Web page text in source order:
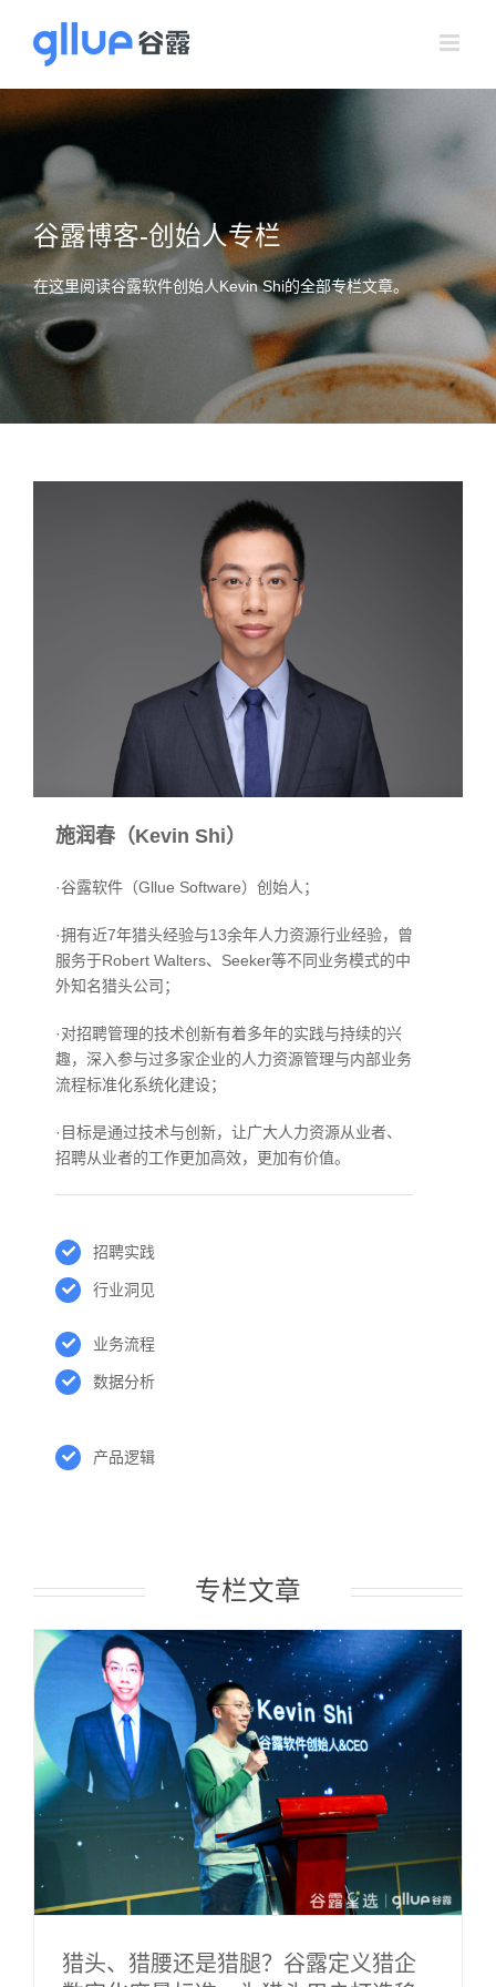
容
谷露博客-创始人专栏
在这里阅读谷露软件创始人Kevin Shi的全部专栏文章。
施润春（Kevin Shi）
·谷露软件（Gllue Software）创始人；
·拥有近7年猎头经验与13余年人力资源行业经验，曾
服务于Robert Walters、Seeker等不同业务模式的中
外知名猎头公司；
·对招聘管理的技术创新有着多年的实践与持续的兴
趣，深入参与过多家企业的人力资源管理与内部业务
流程标准化系统化建设；
·目标是通过技术与创新，让广大人力资源从业者、
招聘从业者的工作更加高效，更加有价值。
招聘实践
行业洞见
业务流程
数据分析
产品逻辑
专栏文章
猎头、猎腰还是猎腿？谷露定义猎企